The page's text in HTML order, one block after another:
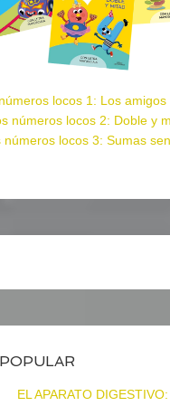
locos 1: Los amigos
números locos 2: Doble y
números locos 3: Sumas
EL APARATO